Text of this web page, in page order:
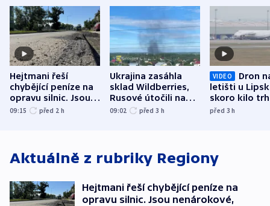
Hejtmani řeší
chybějící peníze na
opravu silnic. Jsou
nenárokové, namítá
09:15 před 2 h
Ukrajina zasáhla
sklad Wildberries,
Rusové útočili na
trh, hasiče či
09:02 před 3 h
VIDEO
Dron
letišti u
skoro kilo
indicie
před 3h
Aktuálně z rubriky Regiony
Hejtmani řeší chybějící peníze na
opravu silnic. Jsou nenárokové,